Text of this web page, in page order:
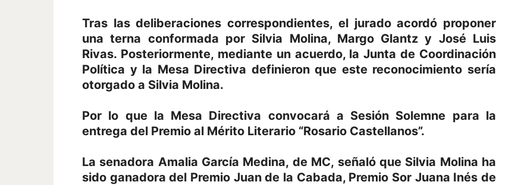
Tras las deliberaciones correspondientes, el jurado acordó proponer
una terna conformada por Silvia Molina, Margo Glantz y José Luis
Rivas. Posteriormente, mediante un acuerdo, la Junta de Coordinación
Política y la Mesa Directiva definieron que este reconocimiento sería
otorgado a Silvia Molina.
Por lo que la Mesa Directiva convocará a Sesión Solemne para la
entrega del Premio al Mérito Literario “Rosario Castellanos”.
La senadora Amalia García Medina, de MC, señaló que Silvia Molina ha
sido ganadora del Premio Juan de la Cabada, Premio Sor Juana Inés de